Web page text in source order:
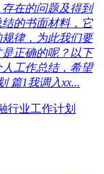
在的问题及得到
的书面材料，它
律，为此我们要
正确的呢？以下
工作总结，希望
篇1我调入xx...
行业工作计划